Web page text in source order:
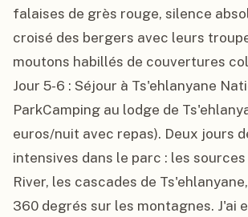
falaises de grès rouge, silence
croisé des bergers avec leurs
moutons habillés de couvertures
Jour 5-6 : Séjour à Ts'ehlanyane
ParkCamping au lodge de
euros/nuit avec repas). Deux jours
intensives dans le parc : les
River, les cascades de
360 degrés sur les montagnes. J'ai